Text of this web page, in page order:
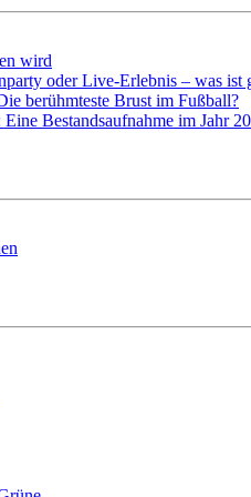
wird
oder Live-Erlebnis – was ist
berühmteste Brust im Fußball?
Bestandsaufnahme im Jahr